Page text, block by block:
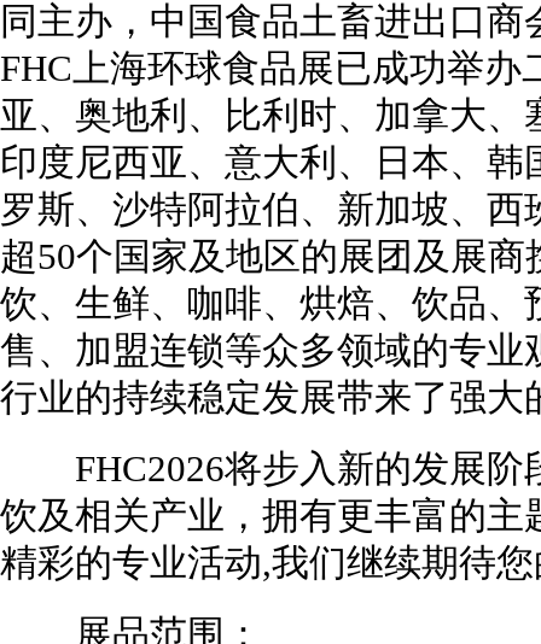
同主办，中国食品土畜进出口
FHC上海环球食品展已成功举
亚、奥地利、比利时、加拿大
印度尼西亚、意大利、日本、
罗斯、沙特阿拉伯、新加坡、
超50个国家及地区的展团及展
饮、生鲜、咖啡、烘焙、饮品
售、加盟连锁等众多领域的专
行业的持续稳定发展带来了强大
FHC2026将步入新的发展阶
饮及相关产业，拥有更丰富的
精彩的专业活动,我们继续期待
展品范围：